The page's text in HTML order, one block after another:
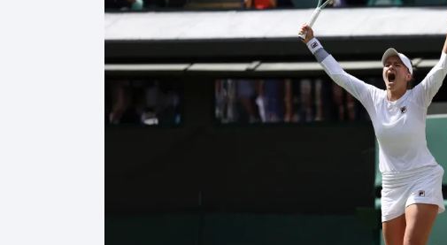
Curling
Dostihy
Florbal